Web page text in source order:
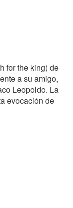
for the king) de
a su amigo,
Leopoldo. La
evocación de